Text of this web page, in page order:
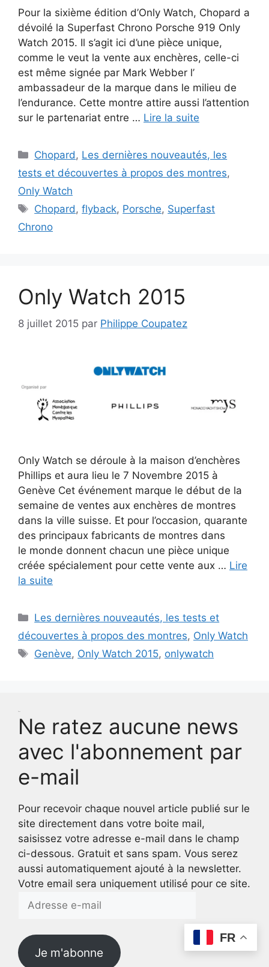
Pour la sixième édition d’Only Watch, Chopard a
dévoilé la Superfast Chrono Porsche 919 Only
Watch 2015. Il s’agit ici d’une pièce unique,
comme le veut la vente aux enchères, celle-ci
est même signée par Mark Webber l’
ambassadeur de la marque dans le milieu de
l’endurance. Cette montre attire aussi l’attention
sur le partenariat entre … Lire la suite
Catégories
Chopard, Les dernières nouveautés, les
tests et découvertes à propos des montres,
Only Watch
Étiquettes
Chopard,flyback, Porsche, Superfast
Chrono
Only Watch 2015
8 juillet 2015 par Philippe Coupatez
Only Watch se déroule à la maison d’enchères
Phillips et aura lieu le 7 Novembre 2015 à
Genève Cet événement marque le début de la
semaine de ventes aux enchères de montres
dans la ville suisse. Et pour l’occasion, quarante
des principaux fabricants de montres dans
le monde donnent chacun une pièce unique
créée spécialement pour cette vente aux … Lire
la suite
Catégories
Les dernières nouveautés, les tests et
découvertes à propos des montres, Only Watch
Étiquettes
Genève, Only Watch 2015, onlywatch
Ne ratez aucune news
avec l'abonnement par
e-mail
Pour recevoir chaque nouvel article publié sur le
site directement dans votre boite mail,
saisissez votre adresse e-mail dans le champ
ci-dessous. Gratuit et sans spam. Vous serez
aussi automatiquement ajouté à la newsletter.
Votre email sera uniquement utilisé pour ce site.
e-
Je m'abonne
FR